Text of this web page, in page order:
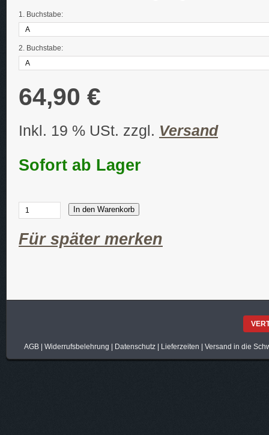
1. Buchstabe:
2. Buchstabe:
64,90 €
Inkl. 19 % USt. zzgl. Versand
Sofort ab Lager
In den Warenkorb
Für später merken
AGB| Widerrufsbelehrung Datenschutz| Lieferzeiten Versand in die